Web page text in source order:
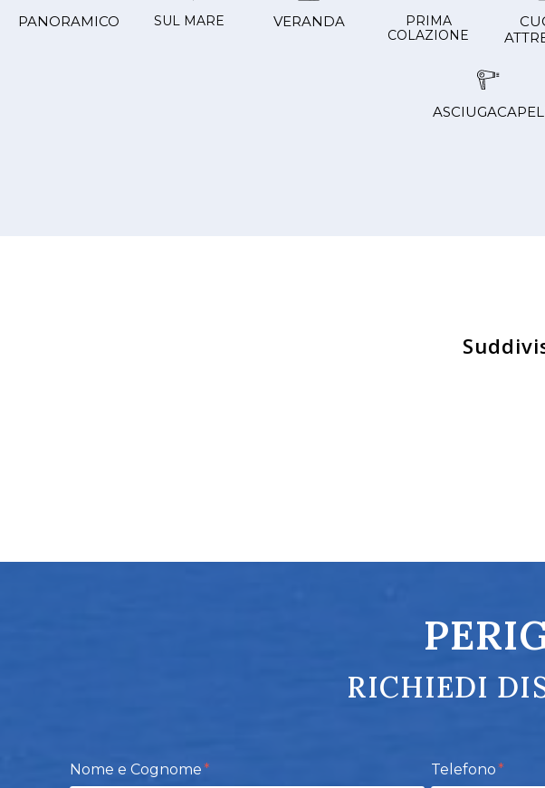
PANORAMICO SUL MARE VERANDA
PRIMA
COLAZIONE
RICHIEDI
Nome e Cognome Telefono